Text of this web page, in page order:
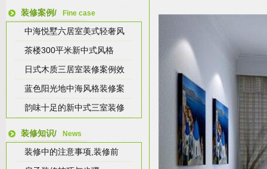
装修案例/ Fine case
中海悦墅六居室美式轻奢风
茶楼300平米新中式风格
日式木质三居室装修案例效
蓝色阳光地中海风格装修案
韵味十足的新中式三室装修
装修知识/ News
装修中的注意事项,装修前